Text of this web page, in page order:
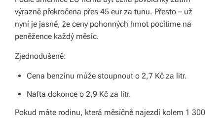
výrazně překročena přes 45 eur za tunu. Přesto – už
nyní je jasné, že ceny pohonných hmot pocítíme na
peněžence každý měsíc.
Zjednodušeně:
Cena benzínu může stoupnout o 2,7 Kč za litr.
Nafta dokonce o 2,9 Kč za litr.
Pokud máte rodinu, která měsíčně najezdí kolem 1 300